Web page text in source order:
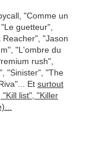
"Comme un
guetteur",
"Jason
"L'ombre du
rush",
"Sinister", "The
Et surtout
list", "Killer